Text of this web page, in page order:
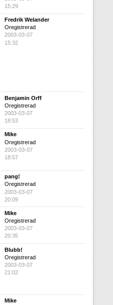
15:29
Fredrik Welander
Oregistrerad
2003-03-07
15:32
Benjamin Orff
Oregistrerad
2003-03-07
18:53
Mike
Oregistrerad
2003-03-07
18:57
pang!
Oregistrerad
2003-03-07
20:09
Mike
Oregistrerad
2003-03-07
20:35
Blubb!
Oregistrerad
2003-03-07
21:02
Mike